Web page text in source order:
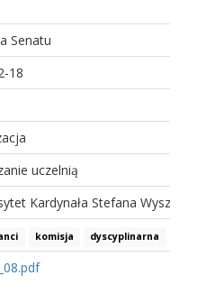
Senatu
18
uczelnią
Kardynała Stefana
komisja dyscyplinarna